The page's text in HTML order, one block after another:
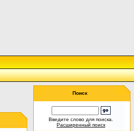
Поиск
Введите слово для поиска.
Расширенный поиск